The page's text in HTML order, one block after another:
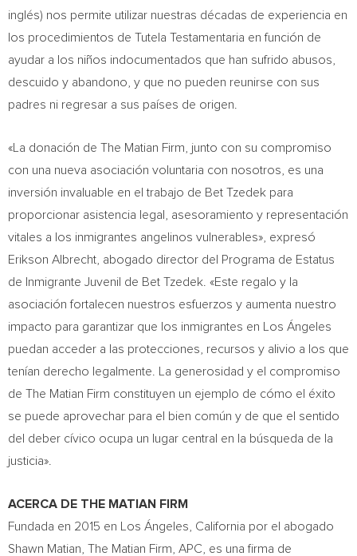
inglés) nos permite utilizar nuestras décadas de experiencia en
los procedimientos de Tutela Testamentaria en función de
ayudar a los niños indocumentados que han sufrido abusos,
descuido y abandono, y que no pueden reunirse con sus
padres ni regresar a sus países de origen.
«La donación de The Matian Firm, junto con su compromiso
con una nueva asociación voluntaria con nosotros, es una
inversión invaluable en el trabajo de Bet Tzedek para
proporcionar asistencia legal, asesoramiento y representación
vitales a los inmigrantes angelinos vulnerables», expresó
Erikson Albrecht , abogado director del Programa de Estatus
de Inmigrante Juvenil de Bet Tzedek. «Este regalo y la
asociación fortalecen nuestros esfuerzos y aumenta nuestro
impacto para garantizar que los inmigrantes en Los Ángeles
puedan acceder a las protecciones, recursos y alivio a los que
tenían derecho legalmente. La generosidad y el compromiso
de The Matian Firm constituyen un ejemplo de cómo el éxito
se puede aprovechar para el bien común y de que el sentido
del deber cívico ocupa un lugar central en la búsqueda de la
justicia».
ACERCA DE THE MATIAN FIRM
Fundada en 2015 en Los Ángeles, California por el abogado
Shawn Matian , The Matian Firm, APC, es una firma de